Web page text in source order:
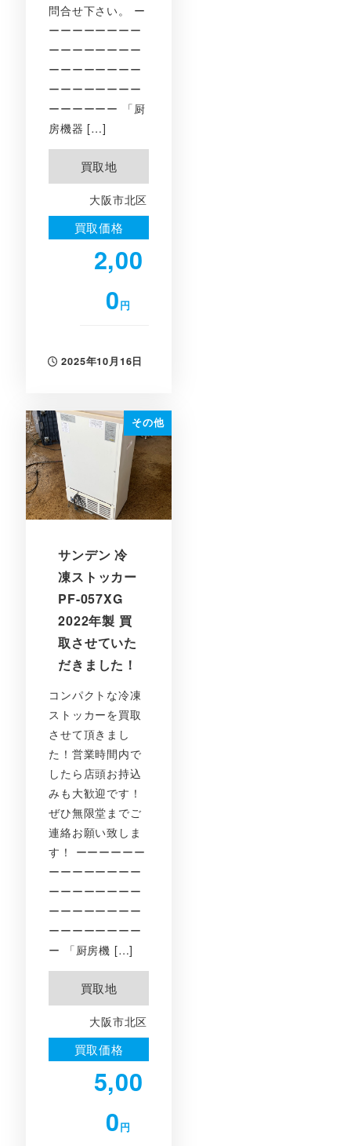
問合せ下さい。 ー
ーーーーーーーー
ーーーーーーーー
ーーーーーーーー
ーーーーーーーー
ーーーーーー 「厨
房機器 […]
買取地
大阪市北区
買取価格
2,00
0円
投稿日
2025年10月16日
その他
サンデン 冷
凍ストッカー
PF-057XG
2022年製 買
取させていた
だきました！
コンパクトな冷凍
ストッカーを買取
させて頂きまし
た！営業時間内で
したら店頭お持込
みも大歓迎です！
ぜひ無限堂までご
連絡お願い致しま
す！ ーーーーーー
ーーーーーーーー
ーーーーーーーー
ーーーーーーーー
ーーーーーーーー
ー 「厨房機 […]
買取地
大阪市北区
買取価格
5,00
0円